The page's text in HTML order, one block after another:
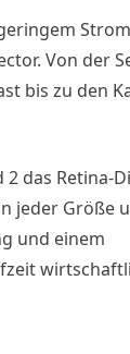
Von der
bis zu den
das Retina-
jeder Größe
und einem